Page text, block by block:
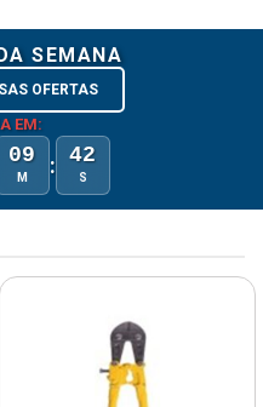
SEMANA
OFERTAS
EM:
09
M : 42
S